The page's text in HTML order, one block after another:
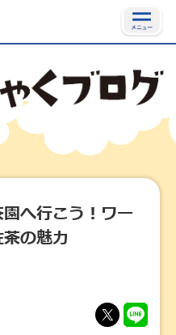
へ行こう！ワー
の魅力